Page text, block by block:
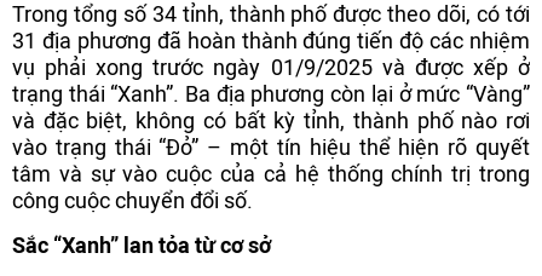
Trong tổng số 34 tỉnh, thành phố được theo dõi, có tới
31 địa phương đã hoàn thành đúng tiến độ các nhiệm
vụ phải xong trước ngày 01/9/2025 và được xếp ở
trạng thái “Xanh”. Ba địa phương còn lại ở mức “Vàng”
và đặc biệt, không có bất kỳ tỉnh, thành phố nào rơi
vào trạng thái “Đỏ” – một tín hiệu thể hiện rõ quyết
tâm và sự vào cuộc của cả hệ thống chính trị trong
công cuộc chuyển đổi số.
Sắc “Xanh” lan tỏa từ cơ sở